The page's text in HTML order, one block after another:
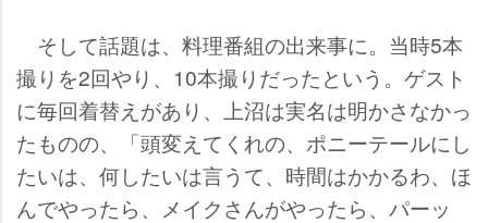
そして話題は、料理番組の出来事に。当時5本
撮りを2回やり、10本撮りだったという。ゲスト
に毎回着替えがあり、上沼は実名は明かさなかっ
たものの、「頭変えてくれの、ポニーテールにし
たいは、何したいは言うて、時間はかかるわ、ほ
んでやったら、メイクさんがやったら、パーッ